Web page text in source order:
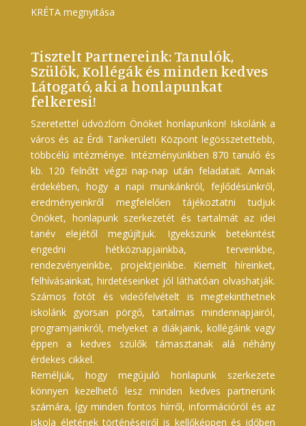
KRÉTA megnyitása
Tisztelt Partnereink: Tanulók,
Szülők, Kollégák és minden kedves
Látogató, aki a honlapunkat
felkeresi!
Szeretettel üdvözlöm Önöket honlapunkon! Iskolánk a
város és az Érdi Tankerületi Központ legösszetettebb,
többcélú intézménye. Intézményünkben 870 tanuló és
kb. 120 felnőtt végzi nap-nap után feladatait. Annak
érdekében, hogy a napi munkánkról, fejlődésünkről,
eredményeinkről megfelelően tájékoztatni tudjuk
Önöket, honlapunk szerkezetét és tartalmát az idei
tanév elejétől megújítjuk. Igyekszünk betekintést
engedni hétköznapjainkba, terveinkbe,
rendezvényeinkbe, projektjeinkbe. Kiemelt híreinket,
felhívásainkat, hirdetéseinket jól láthatóan olvashatják.
Számos fotót és videófelvételt is megtekinthetnek
iskolánk gyorsan pörgő, tartalmas mindennapjairól,
programjainkról, melyeket a diákjaink, kollégáink vagy
éppen a kedves szülők támasztanak alá néhány
érdekes cikkel.
Reméljük, hogy megújuló honlapunk szerkezete
könnyen kezelhető lesz minden kedves partnerünk
számára, így minden fontos hírről, információról és az
iskola életének történéseiről is kellőképpen és időben